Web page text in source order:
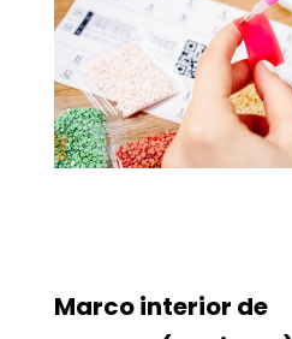
Marco interior de